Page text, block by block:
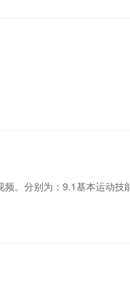
。分别为：9.1基本运动技